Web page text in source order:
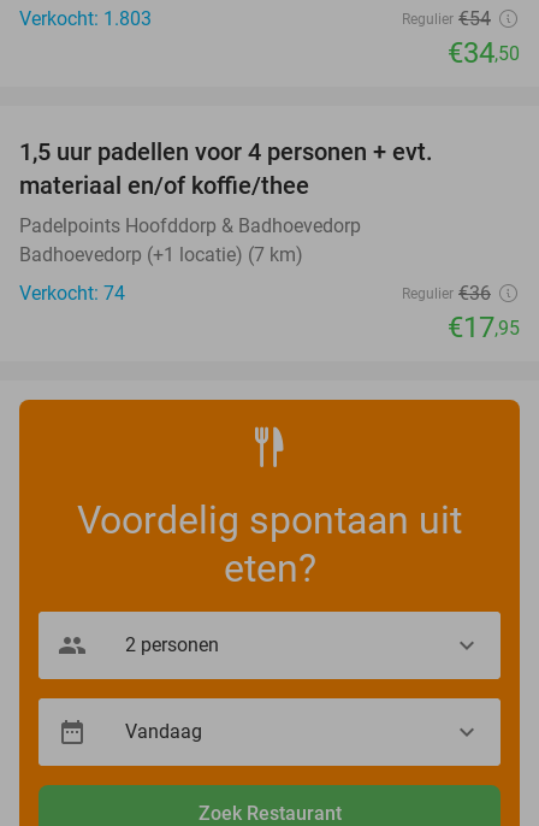
Verkocht: 1.803
Regulier €54
€34,50
1,5 uur padellen voor 4 personen + evt.
materiaal en/of koffie/thee
Padelpoints Hoofddorp & Badhoevedorp
Badhoevedorp (+1 locatie) (7 km)
Verkocht: 74
Regulier €36
€17,95
Voordelig spontaan uit
eten?
Zoek Restaurant